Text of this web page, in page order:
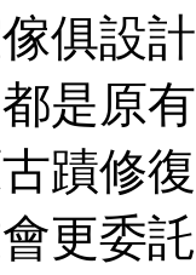
俱設
是原
蹟修
更委